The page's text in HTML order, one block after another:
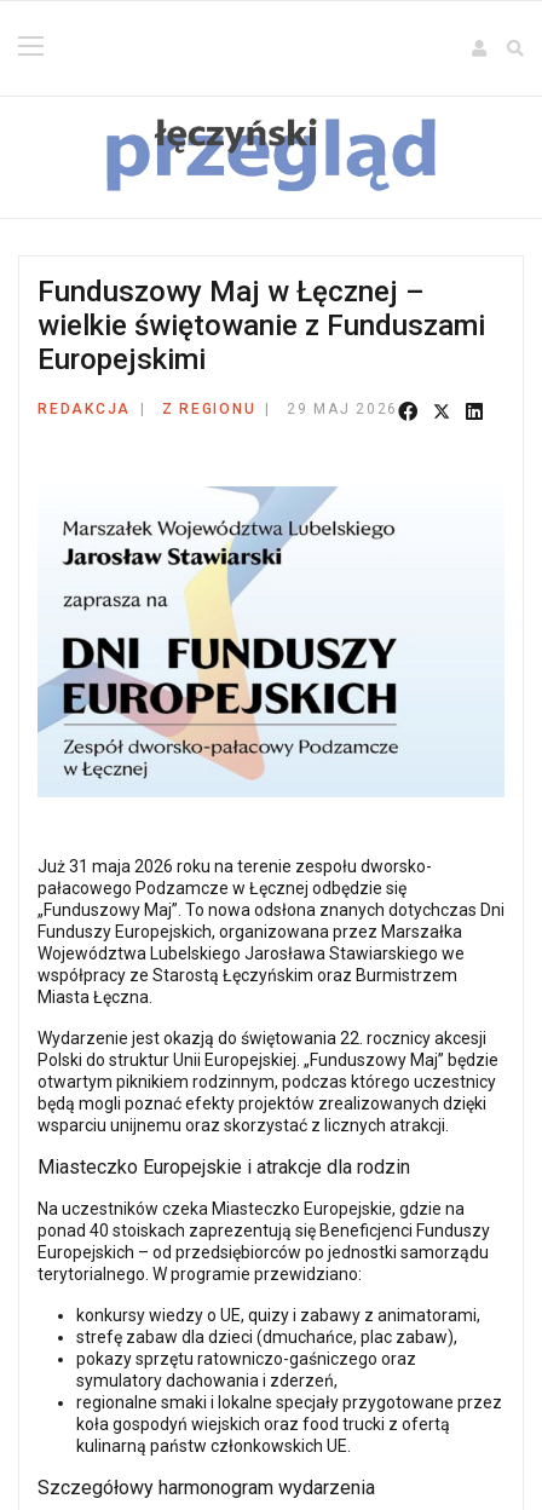
Funduszowy Maj w Łęcznej –
wielkie świętowanie z Funduszami
Europejskimi
REDAKCJA Z REGIONU 29 MAJ 2026
Już 31 maja 2026 roku na terenie zespołu dworsko-
pałacowego Podzamcze w Łęcznej odbędzie się
„Funduszowy Maj”. To nowa odsłona znanych dotychczas Dni
Funduszy Europejskich, organizowana przez Marszałka
Województwa Lubelskiego Jarosława Stawiarskiego we
współpracy ze Starostą Łęczyńskim oraz Burmistrzem
Miasta Łęczna.
Wydarzenie jest okazją do świętowania 22. rocznicy akcesji
Polski do struktur Unii Europejskiej. „Funduszowy Maj” będzie
otwartym piknikiem rodzinnym, podczas którego uczestnicy
będą mogli poznać efekty projektów zrealizowanych dzięki
wsparciu unijnemu oraz skorzystać z licznych atrakcji.
Miasteczko Europejskie i atrakcje dla rodzin
Na uczestników czeka Miasteczko Europejskie, gdzie na
ponad 40 stoiskach zaprezentują się Beneficjenci Funduszy
Europejskich – od przedsiębiorców po jednostki samorządu
terytorialnego. W programie przewidziano:
konkursy wiedzy o UE, quizy i zabawy z animatorami,
strefę zabaw dla dzieci (dmuchańce, plac zabaw),
pokazy sprzętu ratowniczo-gaśniczego oraz
symulatory dachowania i zderzeń,
regionalne smaki i lokalne specjały przygotowane przez
koła gospodyń wiejskich oraz food trucki z ofertą
kulinarną państw członkowskich UE.
Szczegółowy harmonogram wydarzenia